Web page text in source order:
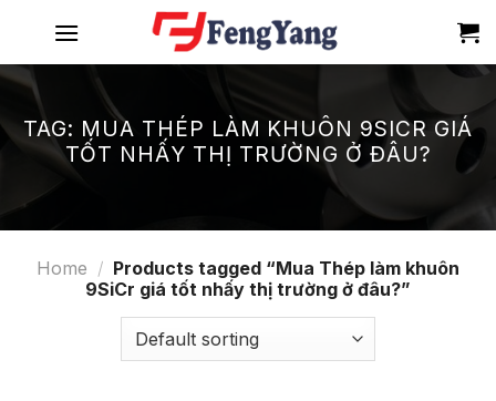
content
TAG: MUA THÉP LÀM KHUÔN 9SICR GIÁ
TỐT NHẤY THỊ TRƯỜNG Ở ĐÂU?
Home / Products tagged “Mua Thép làm khuôn
9SiCr giá tốt nhấy thị trường ở đâu?”